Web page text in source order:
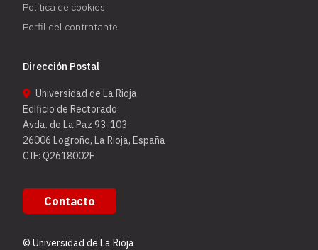
Política de cookies
Perfil del contratante
Dirección Postal
Universidad de La Rioja
Edificio de Rectorado
Avda. de La Paz 93-103
26006 Logroño, La Rioja, España
CIF: Q2618002F
Contacto
© Universidad de La Rioja